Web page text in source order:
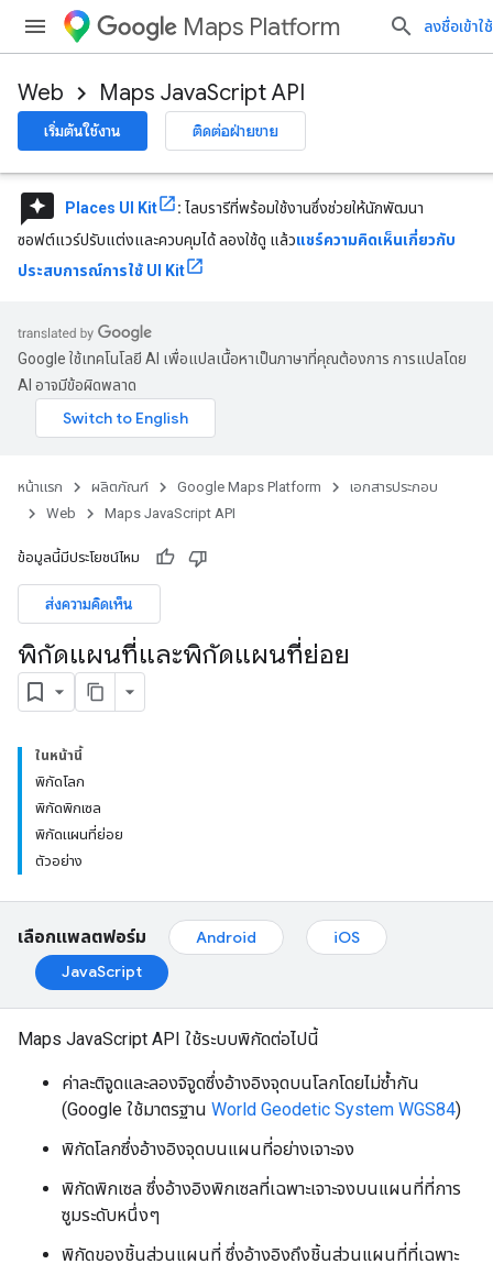
Maps Platform ลงชื่อเข้าใช้
Web Maps JavaScript API
เริ่มต้นใช้งาน ติดต่อฝ่ายขาย
reviews Places UI Kit : ไลบรารีที่พร้อมใช้งานซึ่งช่วยให้นักพัฒนา
ซอฟต์แวร์ปรับแต่งและควบคุมได้ ลองใช้ดู แล้วแชร์ความคิดเห็นเกี่ยวกับ
ประสบการณ์การใช้ UI Kit
Google ใช้เทคโนโลยี AI เพื่อแปลเนื้อหาเป็นภาษาที่คุณต้องการ การแปลโดย
AI อาจมีข้อผิดพลาด
หน้าแรก ผลิตภัณฑ์ Google Maps Platform
เอกสารประกอบ
Web
Maps JavaScript API
ข้อมูลนี้มีประโยชน์ไหม
ส่งความคิดเห็น
พิกัดแผนที่และพิกัดแผนที่ย่อย
ในหน้านี้
พิกัดโลก
พิกัดพิกเซล
พิกัดแผนที่ย่อย
ตัวอย่าง
เลือกแพลตฟอร์ม Android
iOS
JavaScript
Maps JavaScript API ใช้ระบบพิกัดต่อไปนี้
ค่าละติจูดและลองจิจูดซึ่งอ้างอิงจุดบนโลกโดยไม่ซ้ำกัน
(Google ใช้มาตรฐาน World Geodetic System WGS84)
พิกัดโลกซึ่งอ้างอิงจุดบนแผนที่อย่างเจาะจง
พิกัดพิกเซล ซึ่งอ้างอิงพิกเซลที่เฉพาะเจาะจงบนแผนที่ที่การ
ซูมระดับหนึ่งๆ
พิกัดของชิ้นส่วนแผนที่ ซึ่งอ้างอิงถึงชิ้นส่วนแผนที่ที่เฉพาะ